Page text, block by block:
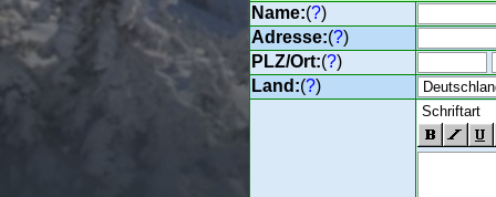
Name:(?)
Adresse:(?)
PLZ/Ort:(?)
Land:(?)